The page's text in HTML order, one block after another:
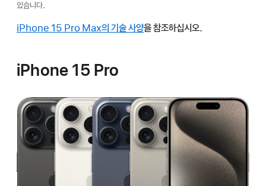
있습니다.
iPhone 15 Pro Max의 기술 사양을 참조하십시오.
iPhone 15 Pro